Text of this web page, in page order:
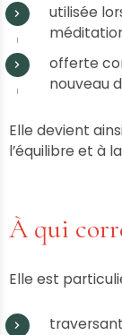
utilisée
offerte
nouveau
Elle devient
l’équilibre et à
À qui
Elle est